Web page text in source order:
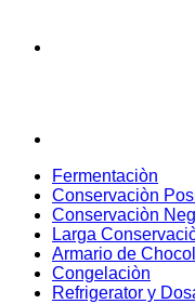
Fermentaciòn
Conservaciòn
Conservaciòn
Larga
Armario de
Congelaciòn
Refrigerator y